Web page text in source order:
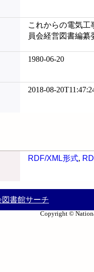
これからの電気工
員会経営図書編纂
1980-06-20
2018-08-
RDF/XML形式,
図書館サーチ
Copyright ©